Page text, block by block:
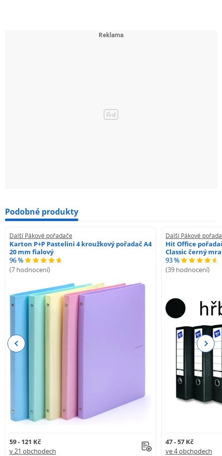
Podobné produkty
Další Pákové pořadače
Karton P+P Pastelini 4 kroužkový pořadač A4
20 mm fialový
96 %
(7 hodnocení)
59 - 121 Kč
v 21 obchodech
Další Pákové
Hit Office
Classic černý
93 %
(39 hodnocení)
47 - 57 Kč
ve 4 obchodech
Previous Next